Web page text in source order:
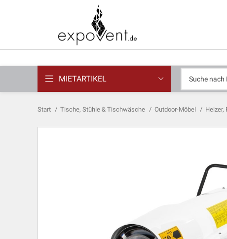
MIETARTIKEL
Start Tische, Stühle & Tischwäsche Outdoor-Möbel Heizer,